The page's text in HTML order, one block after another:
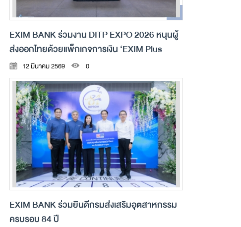
EXIM BANK ร่วมงาน DITP EXPO 2026 หนุนผู้
ส่งออกไทยด้วยแพ็กเกจการเงิน ‘EXIM Plus
DITP’12 มีนาคม 2569 0
EXIM BANK ร่วมยินดีกรมส่งเสริมอุตสาหกรรม
ครบรอบ 84 ปี